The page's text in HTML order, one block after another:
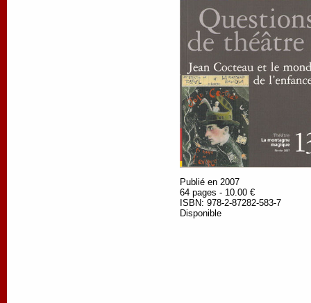
Publié en 2007
64 pages - 10.00 €
ISBN: 978-2-87282-583-7
Disponible